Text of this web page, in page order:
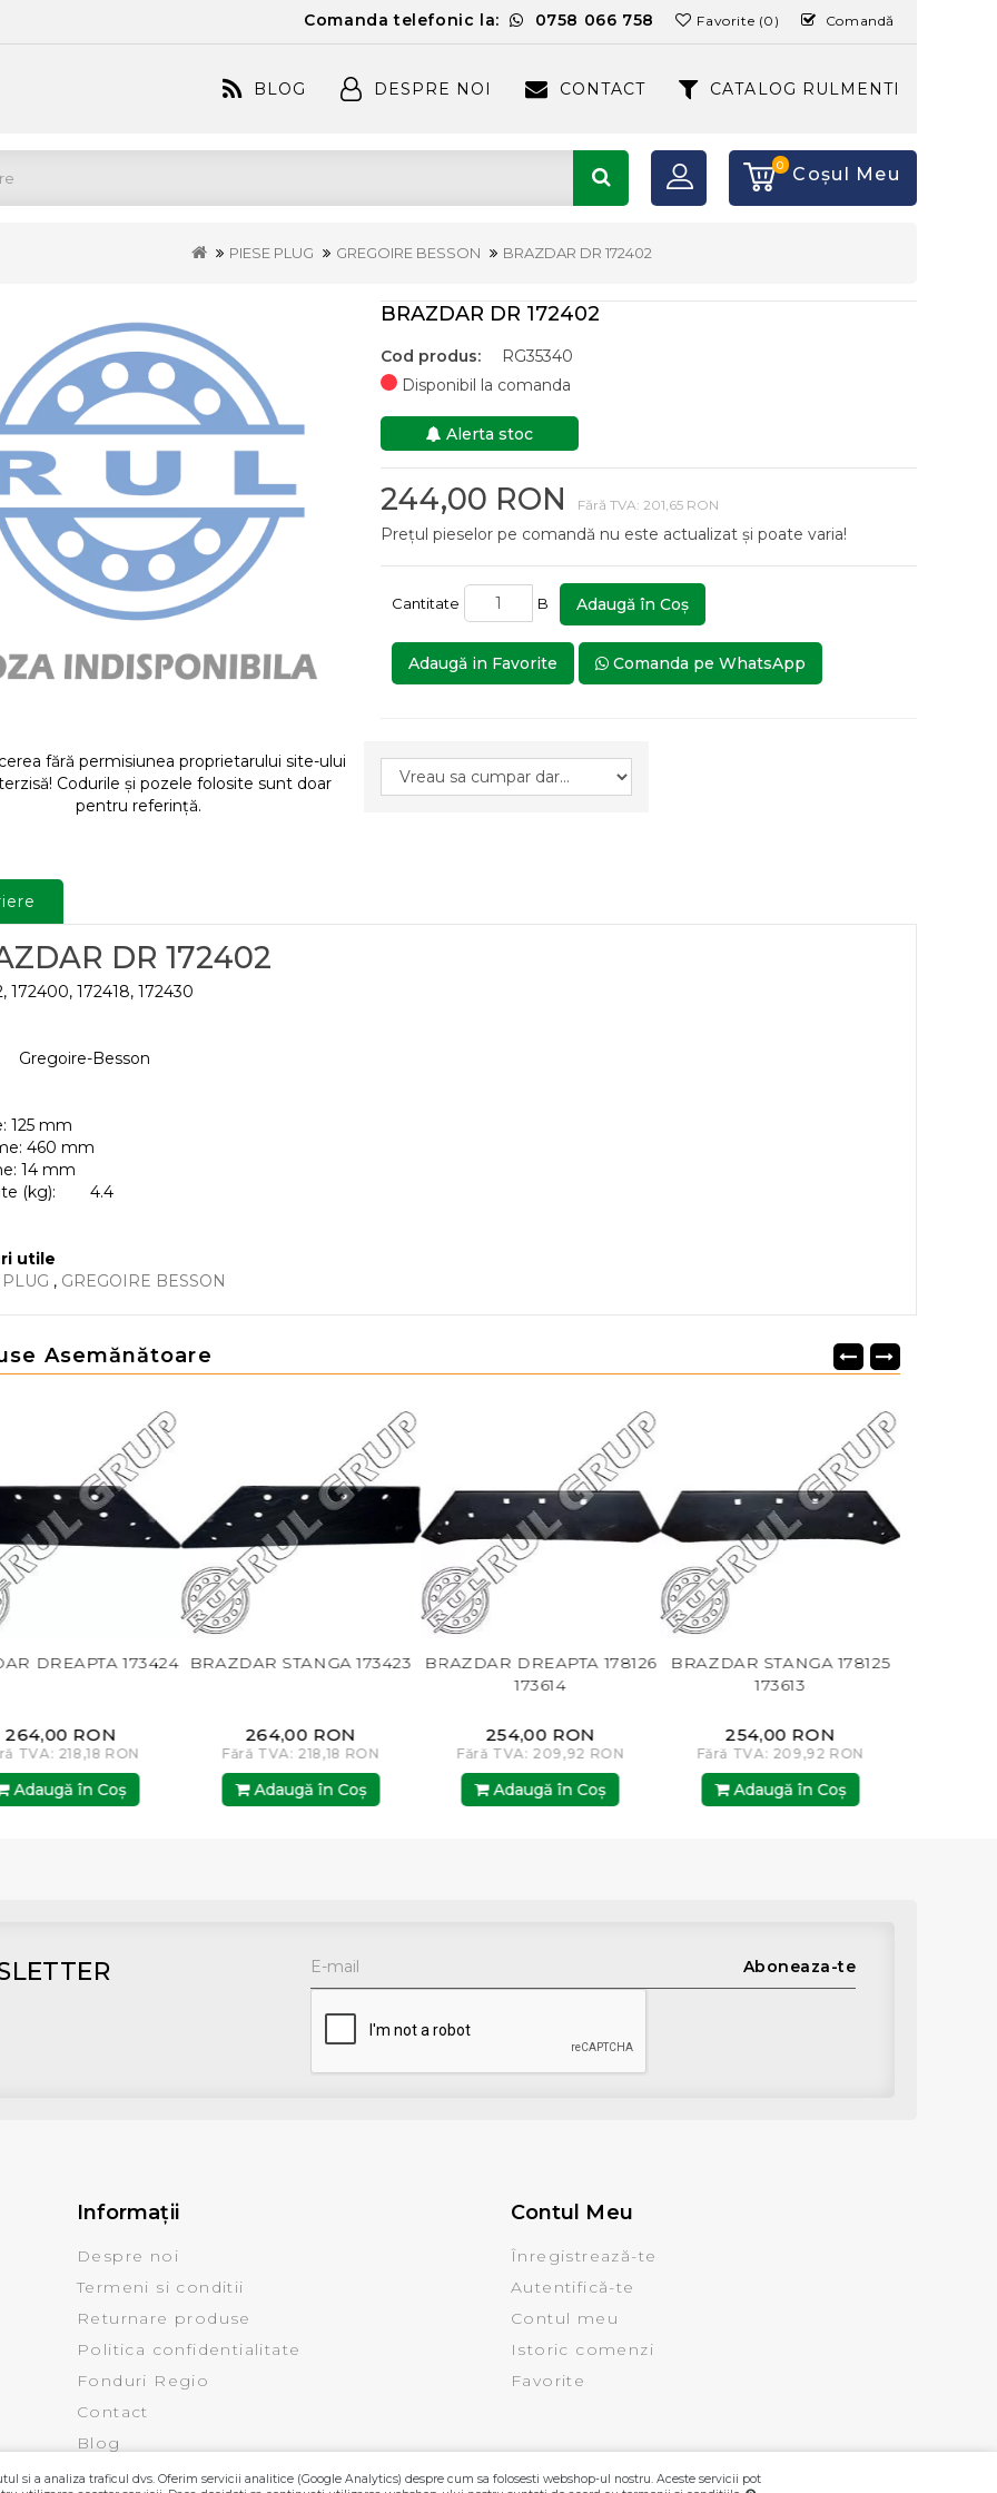
Comanda telefonic la: 0758 066 758 Favorite (0) Comandă
BLOG DESPRE NOI CONTACT CATALOG RULMENTI
0 Coşul Meu
PIESE PLUG GREGOIRE BESSON BRAZDAR DR 172402
fără permisiunea proprietarului site-ului
Codurile și pozele folosite sunt doar
pentru referință.
BRAZDAR DR 172402
Cod produs:
RG35340
Disponibil la comanda
Alerta stoc
244,00 RON Fără TVA: 201,65 RON
Prețul pieselor pe comandă nu este actualizat și poate varia!
Cantitate B Adaugă în Coş
Adaugă in Favorite Comanda pe WhatsApp
DR 172402
172400, 172418, 172430
Gregoire-Besson
125 mm
460 mm
14 mm
(kg):
4.4
utile
, GREGOIRE BESSON
Asemănătoare
173424
RON
Coş
BRAZDAR STANGA 173423
264,00 RON
Fără TVA: 218,18 RON
Adaugă în Coş
BRAZDAR DREAPTA 178126
254,00 RON
Fără TVA: 209,92 RON
Adaugă în Coş
BRAZDAR STANGA 178125
254,00 RON
Fără TVA: 209,92 RON
Adaugă în Coş
VARF BRAZDAR
Fără TVA: 285,95
Aboneaza-te
Informaţii
Despre noi
Termeni si conditii
Returnare produse
Politica confidentialitate
Fonduri Regio
Contact
Blog
Contul Meu
Înregistrează-te
Autentifică-te
Contul meu
Istoric comenzi
Favorite
si a analiza traficul dvs. Oferim servicii analitice (Google Analytics) despre cum sa folosesti webshop-ul nostru. Aceste servicii pot